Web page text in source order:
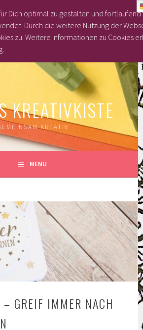
KREATIVKISTE
KREATIV
MENÜ
– GREIF IMMER NACH
Dich optimal zu gestalten und
Durch die weitere Nutzung der
zu. Weitere Informationen zu Cookies